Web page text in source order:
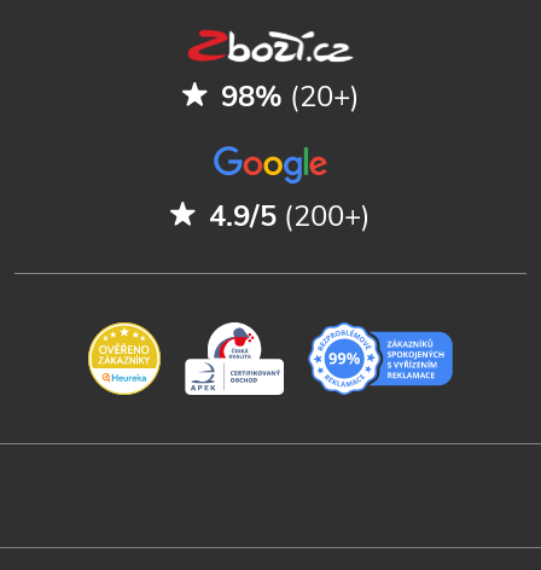
98% (20+)
4.9/5 (200+)